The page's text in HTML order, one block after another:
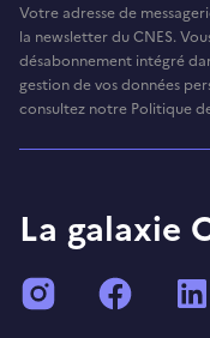
Votre adresse de
la newsletter du CNES.
désabonnement intégré
gestion de vos données
consultez notre Politique
La galaxie
Instagram